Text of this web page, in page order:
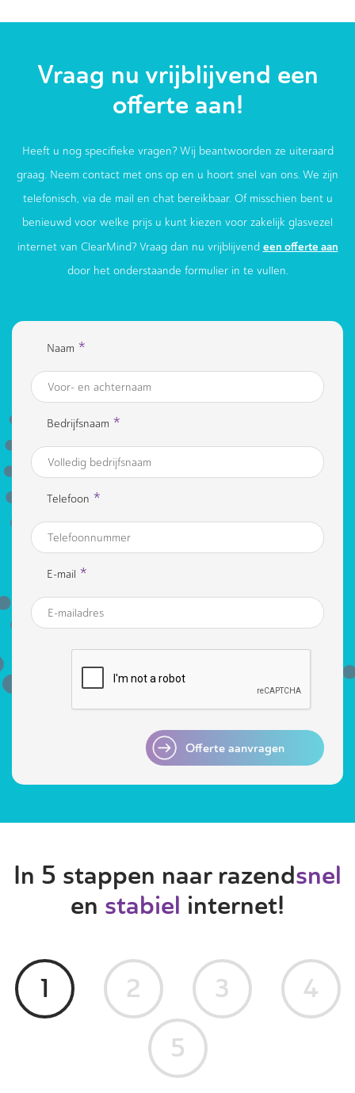
Vraag nu vrijblijvend een
offerte aan!
Heeft u nog specifieke vragen? Wij beantwoorden ze uiteraard
graag. Neem contact met ons op en u hoort snel van ons. We zijn
telefonisch, via de mail en chat bereikbaar. Of misschien bent u
benieuwd voor welke prijs u kunt kiezen voor zakelijk glasvezel
internet van ClearMind? Vraag dan nu vrijblijvend een offerte aan
door het onderstaande formulier in te vullen.
Naam *
Bedrijfsnaam *
Telefoon *
E-mail *
Offerte aanvragen
In 5 stappen naar razendsnel
en stabiel internet!
1 2 3
4
5